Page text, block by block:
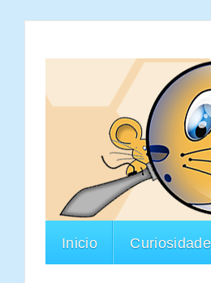
Inicio